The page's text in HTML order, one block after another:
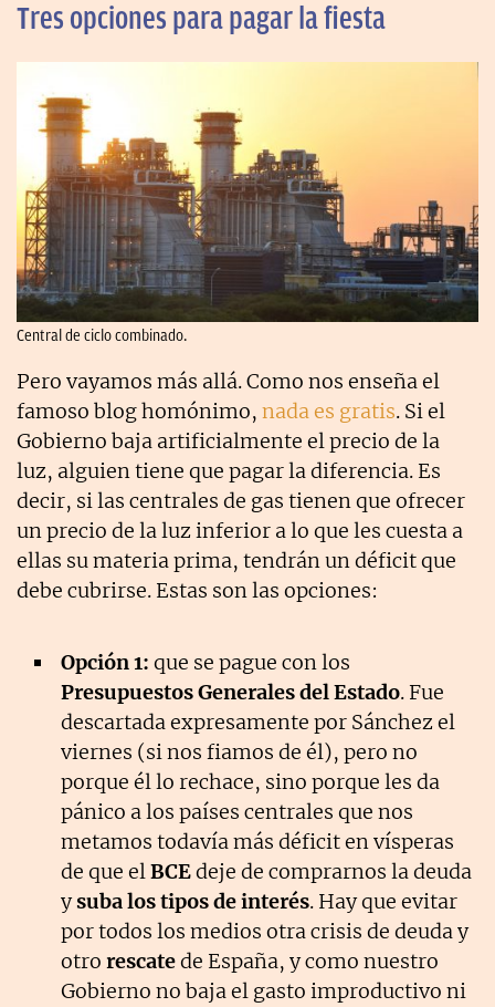
Tres opciones para pagar la fiesta
Central de ciclo combinado.
Pero vayamos más allá. Como nos enseña el
famoso blog homónimo, nada es gratis. Si el
Gobierno baja artificialmente el precio de la
luz, alguien tiene que pagar la diferencia. Es
decir, si las centrales de gas tienen que ofrecer
un precio de la luz inferior a lo que les cuesta a
ellas su materia prima, tendrán un déficit que
debe cubrirse. Estas son las opciones:
Opción 1: que se pague con los
Presupuestos Generales del Estado. Fue
descartada expresamente por Sánchez el
viernes (si nos fiamos de él), pero no
porque él lo rechace, sino porque les da
pánico a los países centrales que nos
metamos todavía más déficit en vísperas
de que elBCEdeje de comprarnos la deuda
ysuba los tipos de interés. Hay que evitar
por todos los medios otra crisis de deuda y
otro rescatede España, y como nuestro
Gobierno no baja el gasto improductivo ni